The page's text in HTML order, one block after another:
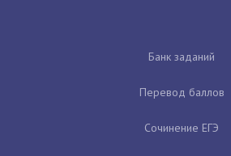
Банк заданий
Перевод баллов
Сочинение ЕГЭ